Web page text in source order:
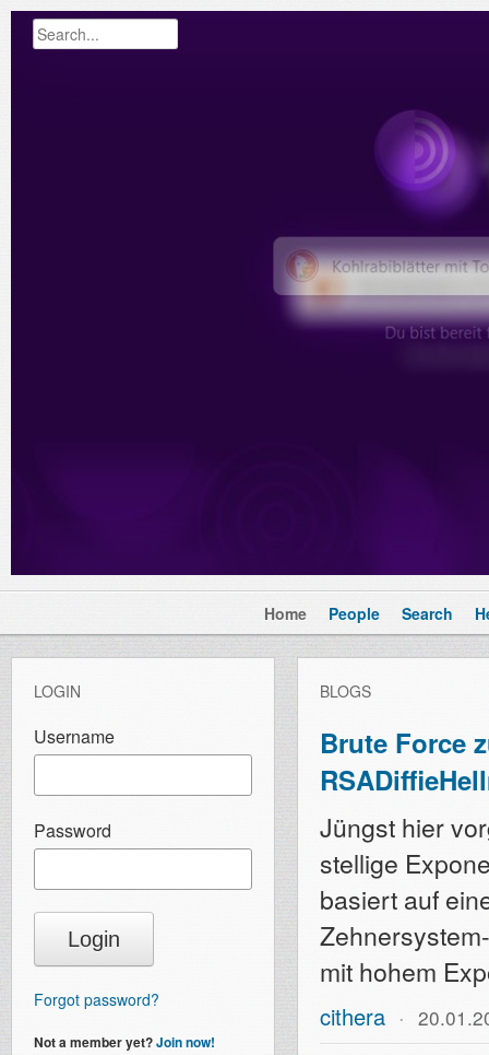
Home People Search
LOGIN
Username
Password
Forgot password?
Not a member yet?Join now!
BLOGS
Brute Force
Jüngst hier
stellige
basiert auf
mit hohem
cithera